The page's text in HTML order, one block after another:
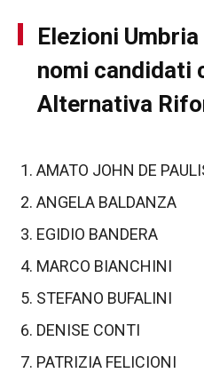
Elezioni
nomi candidati
Alternativa
AMATO JOHN DE
ANGELA BALDANZA
EGIDIO BANDERA
MARCO BIANCHINI
STEFANO BUFALINI
DENISE CONTI
PATRIZIA FELICIONI